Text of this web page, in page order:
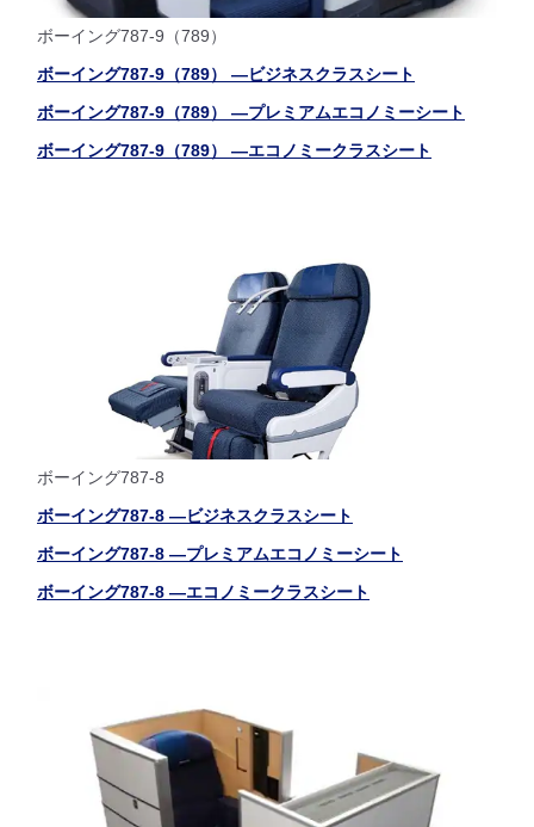
ボーイング787-9（789）
ボーイング787-9（789） ―ビジネスクラスシート
ボーイング787-9（789） ―プレミアムエコノミーシート
ボーイング787-9（789） ―エコノミークラスシート
ボーイング787-8
ボーイング787-8 ―ビジネスクラスシート
ボーイング787-8 ―プレミアムエコノミーシート
ボーイング787-8 ―エコノミークラスシート